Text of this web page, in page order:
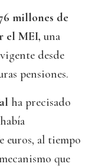
millones de
el MEI, una
desde
pensiones.
ha precisado
euros, al tiempo
que